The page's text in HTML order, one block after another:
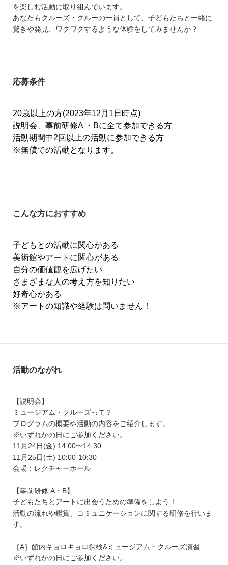
を楽しむ活動に取り組んでいます。
あなたもクルーズ・クルーの一員として、子どもたちと一緒に
驚きや発見、ワクワクするような体験をしてみませんか？
応募条件
20歳以上の方(2023年12月1日時点)
説明会、事前研修A ・Bに全て参加できる方
活動期間中2回以上の活動に参加できる方
※無償での活動となります。
こんな方におすすめ
子どもとの活動に関心がある
美術館やアートに関心がある
自分の価値観を広げたい
さまざまな人の考え方を知りたい
好奇心がある
※アートの知識や経験は問いません！
活動のながれ
【説明会】
ミュージアム・クルーズって？
プログラムの概要や活動の内容をご紹介します。
※いずれかの日にご参加ください。
11月24日(金) 14:00〜14:30
11月25日(土) 10:00-10:30
会場：レクチャーホール
【事前研修 A・B】
子どもたちとアートに出会うための準備をしよう！
活動の流れや鑑賞、コミュニケーションに関する研修を行いま
す。
［A］館内キョロキョロ探検&ミュージアム・クルーズ演習
※いずれかの日にご参加ください。